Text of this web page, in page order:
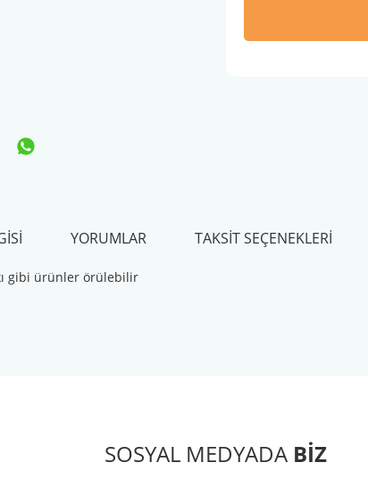
YORUMLAR TAKSIT SEÇENEKLERI
gibi ürünler örülebilir
SOSYAL MEDYADA BİZ